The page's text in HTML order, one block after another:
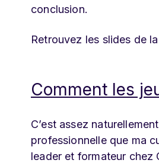
conclusion.
Retrouvez les slides de la
Comment les
C’est assez
professionnelle que ma
leader et formateur chez